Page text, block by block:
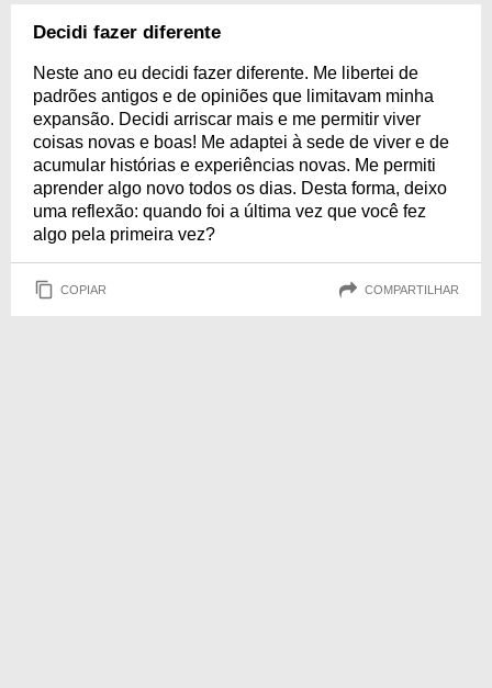
Decidi fazer diferente
Neste ano eu decidi fazer diferente. Me libertei de
padrões antigos e de opiniões que limitavam minha
expansão. Decidi arriscar mais e me permitir viver
coisas novas e boas! Me adaptei à sede de viver e de
acumular histórias e experiências novas. Me permiti
aprender algo novo todos os dias. Desta forma, deixo
uma reflexão: quando foi a última vez que você fez
algo pela primeira vez?
COPIAR COMPARTILHAR